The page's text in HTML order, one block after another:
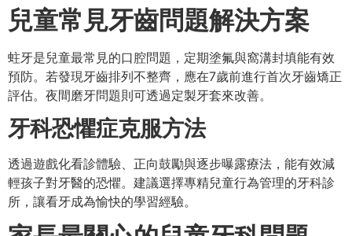
兒童常見牙齒問題解決方案
蛀牙是兒童最常見的口腔問題，定期塗氟與窩溝封填能有效
預防。若發現牙齒排列不整齊，應在7歲前進行首次牙齒矯正
評估。夜間磨牙問題則可透過定製牙套來改善。
牙科恐懼症克服方法
透過遊戲化看診體驗、正向鼓勵與逐步曝露療法，能有效減
輕孩子對牙醫的恐懼。建議選擇專精兒童行為管理的牙科診
所，讓看牙成為愉快的學習經驗。